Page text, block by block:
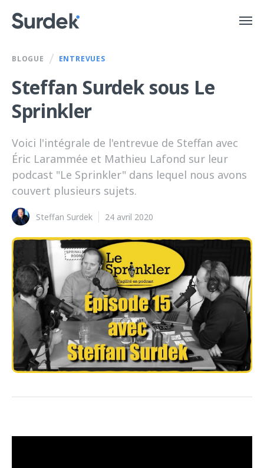
BLOGUE / ENTREVUES
Steffan Surdek sous Le
Sprinkler
Voici l'intégrale de l'entrevue de Steffan avec
Éric Larammée et Mathieu Lafond sur leur
podcast "Le Sprinkler" dans lequel nous avons
couvert plusieurs sujets.
Steffan Surdek 24 avril 2020